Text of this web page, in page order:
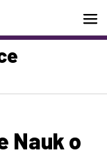
Nauk o